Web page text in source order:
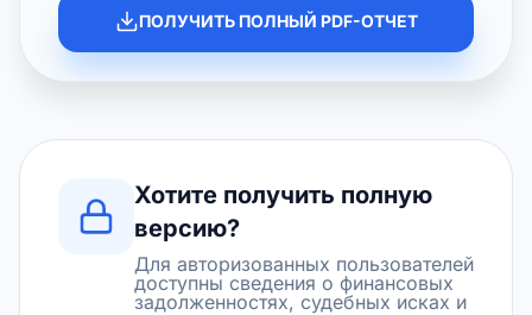
ПОЛУЧИТЬ ПОЛНЫЙ PDF-ОТЧЕТ
Хотите получить полную
версию?
Для авторизованных пользователей
доступны сведения о финансовых
задолженностях, судебных исках и